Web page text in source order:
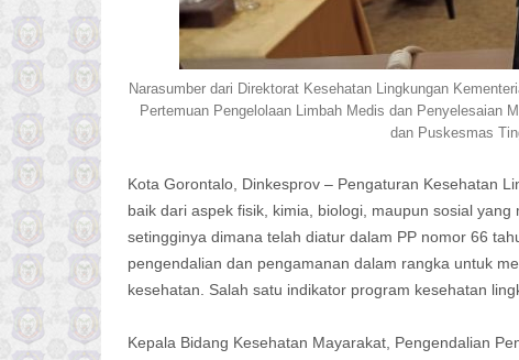
Narasumber dari Direktorat Kesehatan Lingkungan
Pertemuan Pengelolaan Limbah Medis dan Penyelesaian
dan Puskesmas
Kota Gorontalo, Dinkesprov – Pengaturan Kesehatan
baik dari aspek fisik, kimia, biologi, maupun sosial
setingginya dimana telah diatur dalam PP nomor 66
pengendalian dan pengamanan dalam rangka untuk
kesehatan. Salah satu indikator program kesehatan
Kepala Bidang Kesehatan Mayarakat, Pengendalian